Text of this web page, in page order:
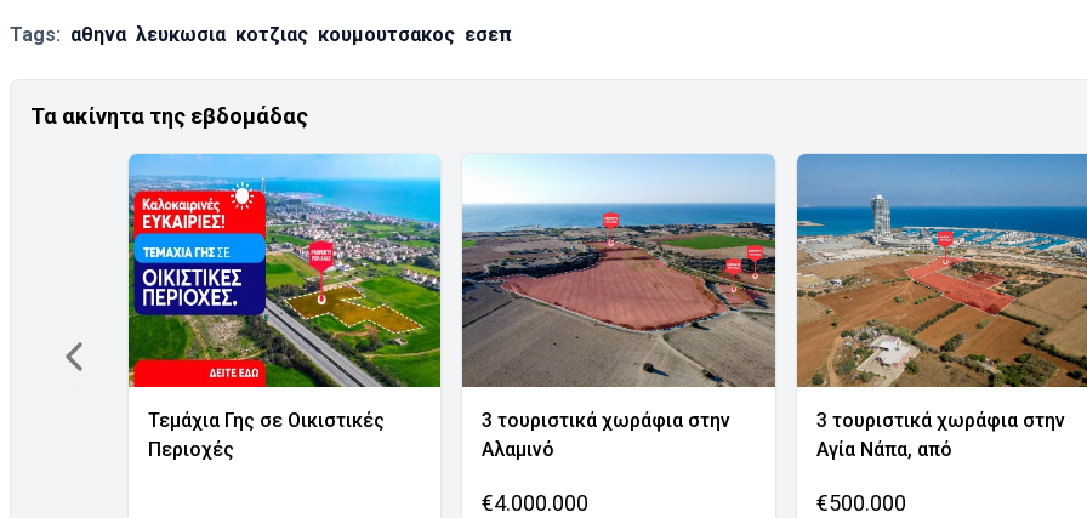
Tags: αθηνα λευκωσια κοτζιας κουμουτσακος εσεπ
Τα ακίνητα της εβδομάδας
Τεμάχια Γης σε Οικιστικές
Περιοχές
3 τουριστικά χωράφια στην
Αλαμινό
€4.000.000
3 τουριστικά χωράφια στην
Αγία Νάπα, από
€500.000